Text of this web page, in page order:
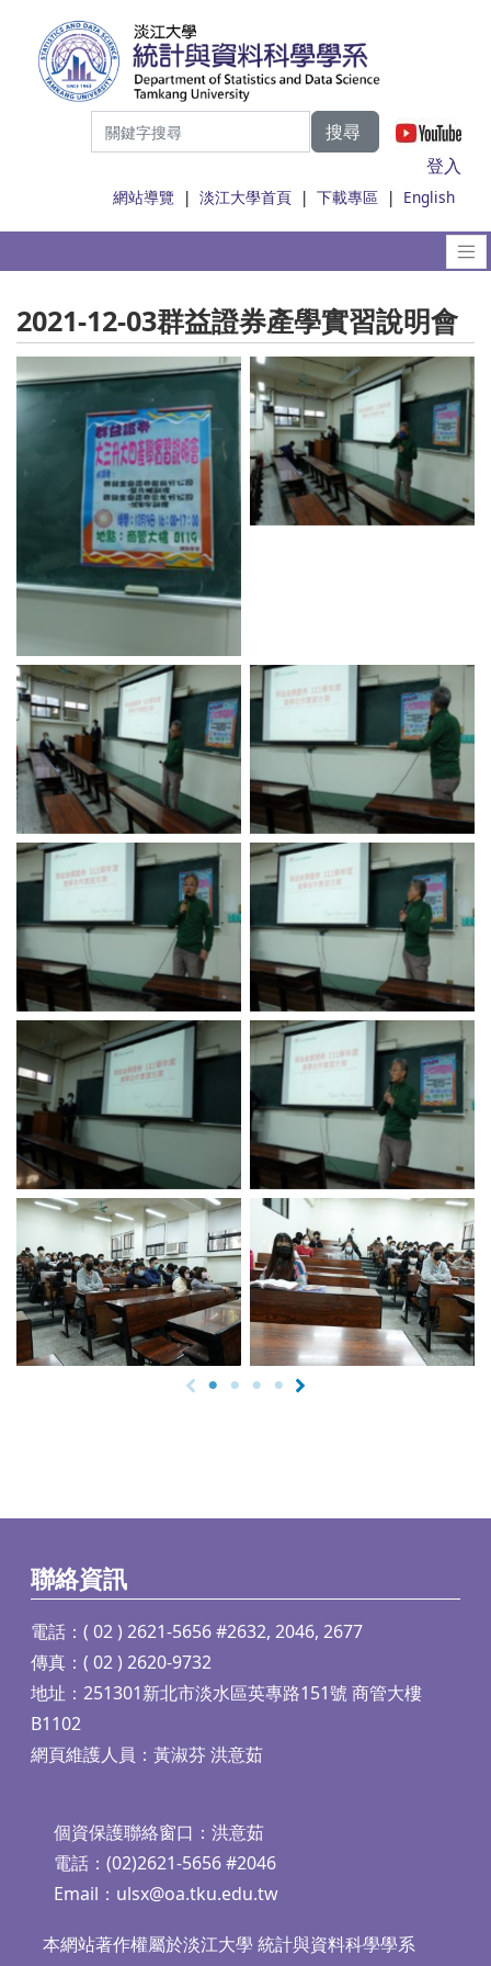
搜尋
登入
網站導覽 |淡江大學首頁 |下載專區 | English
2021-12-03群益證券產學實習說明會
No Caption
No Caption
No Caption No Caption
No Caption No Caption
No Caption No Caption
No Caption No Caption
聯絡資訊
電話：( 02 ) 2621-5656 #2632, 2046, 2677
傳真：( 02 ) 2620-9732
地址：251301新北市淡水區英專路151號 商管大樓
B1102
網頁維護人員：黃淑芬 洪意茹
個資保護聯絡窗口：洪意茹
電話：(02)2621-5656 #2046
Email： ulsx@oa.tku.edu.tw
本網站著作權屬於淡江大學 統計與資料科學學系